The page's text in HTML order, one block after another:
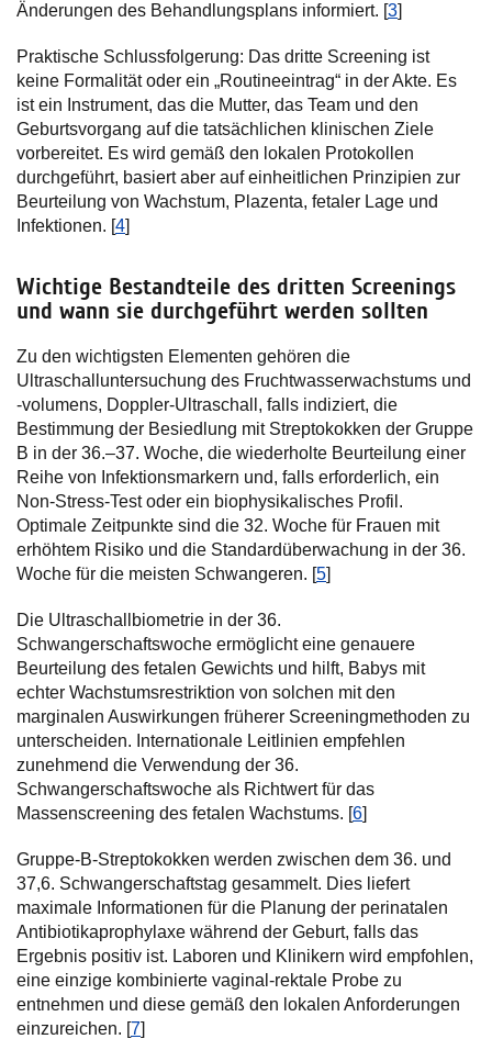
Änderungen des Behandlungsplans informiert. [3]
Praktische Schlussfolgerung: Das dritte Screening ist
keine Formalität oder ein „Routineeintrag“ in der Akte. Es
ist ein Instrument, das die Mutter, das Team und den
Geburtsvorgang auf die tatsächlichen klinischen Ziele
vorbereitet. Es wird gemäß den lokalen Protokollen
durchgeführt, basiert aber auf einheitlichen Prinzipien zur
Beurteilung von Wachstum, Plazenta, fetaler Lage und
Infektionen. [4]
Wichtige Bestandteile des dritten Screenings
und wann sie durchgeführt werden sollten
Zu den wichtigsten Elementen gehören die
Ultraschalluntersuchung des Fruchtwasserwachstums und
-volumens, Doppler-Ultraschall, falls indiziert, die
Bestimmung der Besiedlung mit Streptokokken der Gruppe
B in der 36.–37. Woche, die wiederholte Beurteilung einer
Reihe von Infektionsmarkern und, falls erforderlich, ein
Non-Stress-Test oder ein biophysikalisches Profil.
Optimale Zeitpunkte sind die 32. Woche für Frauen mit
erhöhtem Risiko und die Standardüberwachung in der 36.
Woche für die meisten Schwangeren. [5]
Die Ultraschallbiometrie in der 36.
Schwangerschaftswoche ermöglicht eine genauere
Beurteilung des fetalen Gewichts und hilft, Babys mit
echter Wachstumsrestriktion von solchen mit den
marginalen Auswirkungen früherer Screeningmethoden zu
unterscheiden. Internationale Leitlinien empfehlen
zunehmend die Verwendung der 36.
Schwangerschaftswoche als Richtwert für das
Massenscreening des fetalen Wachstums. [6]
Gruppe-B-Streptokokken werden zwischen dem 36. und
37,6. Schwangerschaftstag gesammelt. Dies liefert
maximale Informationen für die Planung der perinatalen
Antibiotikaprophylaxe während der Geburt, falls das
Ergebnis positiv ist. Laboren und Klinikern wird empfohlen,
eine einzige kombinierte vaginal-rektale Probe zu
entnehmen und diese gemäß den lokalen Anforderungen
einzureichen. [7]